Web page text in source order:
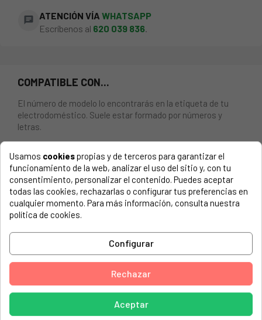
chat ATENCIÓN VÍA WHATSAPP
Escríbenos al 620 039 836.
COMPATIBLE CON...
El número de modelo lo encontrarás en la etiqueta de tu
electrodoméstico. Suele estar formado por números y
letras.
INTERRUPTOR INDESIT, SMEG, ROLD E0.005, 4
CONTACTOS
2I MARCHI, 1005
2I MARCHI, 1005T
2I MARCHI, LM400PT
Usamos cookiespropias y de terceros para garantizar el
funcionamiento de la web, analizar el uso del sitio y, con tu
consentimiento, personalizar el contenido. Puedes aceptar
todas las cookies, rechazarlas o configurar tus preferencias en
cualquier momento. Para más información, consulta nuestra
política de cookies.
Configurar
Rechazar
Aceptar